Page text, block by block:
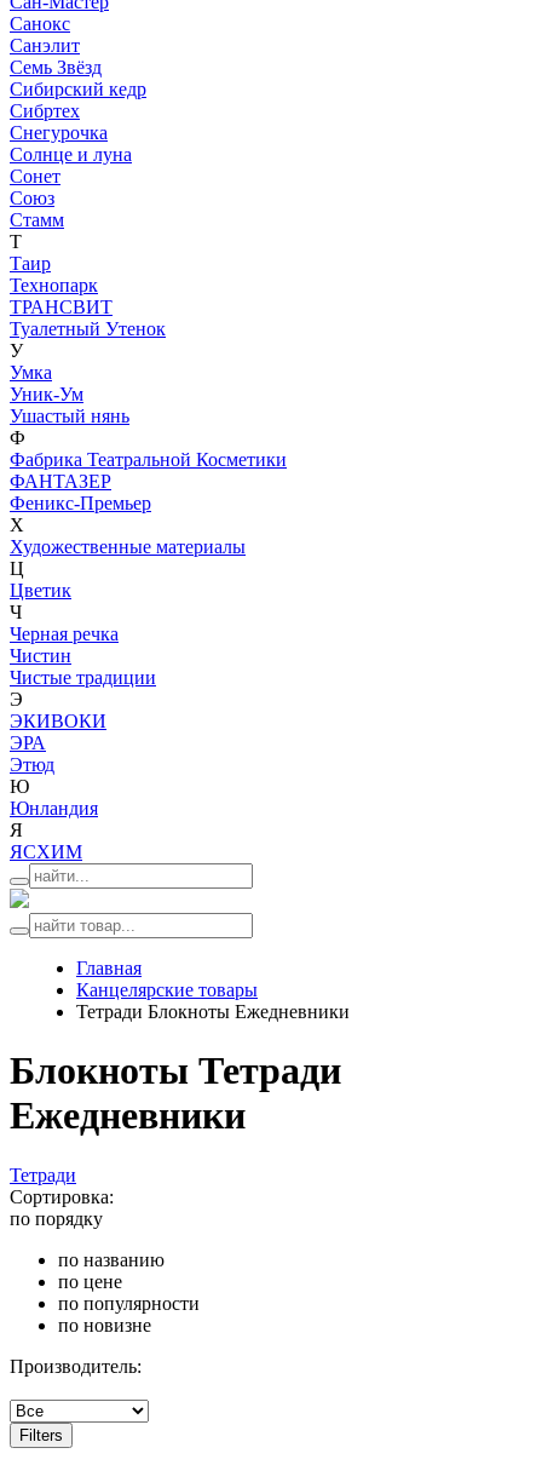
Санокс
Санэлит
Семь Звёзд
Сибирский кедр
Сибртех
Снегурочка
Солнце и луна
Сонет
Союз
Стамм
Т
Таир
Технопарк
ТРАНСВИТ
Туалетный Утенок
У
Умка
Уник-Ум
Ушастый нянь
Ф
Фабрика Театральной Косметики
ФАНТАЗЕР
Феникс-Премьер
Х
Художественные материалы
Ц
Цветик
Ч
Черная речка
Чистин
Чистые традиции
Э
ЭКИВОКИ
ЭРА
Этюд
Ю
Юнландия
Я
ЯСХИМ
Главная
Канцелярские товары
Тетради Блокноты Ежедневники
Блокноты Тетради
Ежедневники
Тетради
Сортировка:
по порядку
по названию
по цене
по популярности
по новизне
Производитель:
Filters